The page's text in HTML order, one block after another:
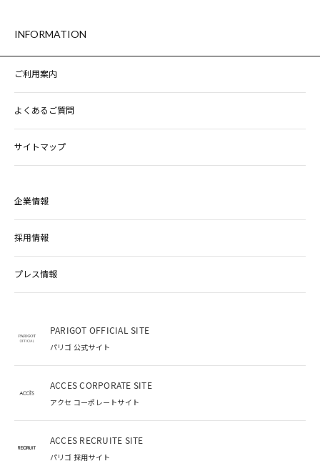
INFORMATION
ご利用案内
よくあるご質問
サイトマップ
企業情報
採用情報
プレス情報
PARIGOT OFFICIAL SITE
パリゴ 公式サイト
ACCES CORPORATE SITE
アクセ コーポレートサイト
ACCES RECRUITE SITE
パリゴ 採用サイト